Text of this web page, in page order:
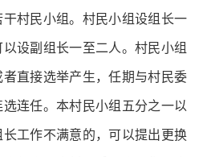
村民小组。村民小组设组长一
设副组长一至二人。村民小组
直接选举产生，任期与村民委
连任。本村民小组五分之一以
长工作不满意的，可以提出更换